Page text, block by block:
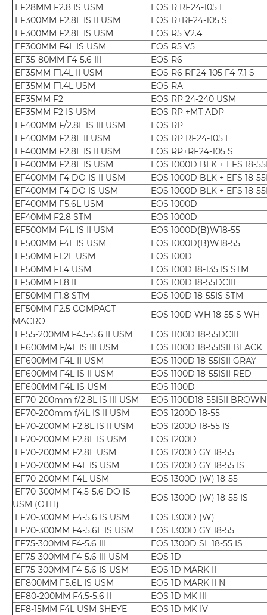
EF28MM F2.8 IS USM
EOS R RF24-105 L
EF300MM F2.8L IS II USM
EOS R+RF24-105 S
EF300MM F2.8L IS USM
EOS R5 V2.4
EF300MM F4L IS USM
EOS R5 V5
EF35-80MM F4-5.6 III
EOS R6
EF35MM F1.4L II USM
EOS R6 RF24-105 F4-7.1 S
EF35MM F1.4L USM
EOS RA
EF35MM F2
EOS RP 24-240 USM
EF35MM F2 IS USM
EOS RP +MT ADP
EF400MM F/2.8L IS III USM
EOS RP
EF400MM F2.8L II USM
EOS RP RF24-105 L
EF400MM F2.8L IS II USM
EOS RP+RF24-105 S
EF400MM F2.8L IS USM
EOS 1000D BLK + EFS 18-
EF400MM F4 DO IS II USM
EOS 1000D BLK + EFS 18-
EF400MM F4 DO IS USM
EOS 1000D BLK + EFS 18-
EF400MM F5.6L USM
EOS 1000D
EF40MM F2.8 STM
EOS 1000D
EF500MM F4L IS II USM
EOS 1000D(B)W18-55
EF500MM F4L IS USM
EOS 1000D(B)W18-55
EF50MM F1.2L USM
EOS 100D
EF50MM F1.4 USM
EOS 100D 18-135 IS STM
EF50MM F1.8 II
EOS 100D 18-55DCIII
EF50MM F1.8 STM
EOS 100D 18-55IS STM
EF50MM F2.5 COMPACT
MACRO
EOS 100D WH 18-55 S WH
EF55-200MM F4.5-5.6 II USM
EOS 1100D 18-55DCIII
EF600MM F/4L IS III USM
EOS 1100D 18-55ISII BLACK
EF600MM F4L II USM
EOS 1100D 18-55ISII GRAY
EF600MM F4L IS II USM
EOS 1100D 18-55ISII RED
EF600MM F4L IS USM
EOS 1100D
EF70-200mm f/2.8L IS III USM
EOS 1100D18-55ISII BROWN
EF70-200mm f/4L IS II USM
EOS 1200D 18-55
EF70-200MM F2.8L IS II USM
EOS 1200D 18-55 IS
EF70-200MM F2.8L IS USM
EOS 1200D
EF70-200MM F2.8L USM
EOS 1200D GY 18-55
EF70-200MM F4L IS USM
EOS 1200D GY 18-55 IS
EF70-200MM F4L USM
EOS 1300D (W) 18-55
EF70-300MM F4.5-5.6 DO IS
USM (OTH)
EOS 1300D (W) 18-55 IS
EF70-300MM F4-5.6 IS USM
EOS 1300D (W)
EF70-300MM F4-5.6L IS USM
EOS 1300D GY 18-55
EF75-300MM F4-5.6 III
EOS 1300D SL 18-55 IS
EF75-300MM F4-5.6 III USM
EOS 1D
EF75-300MM F4-5.6 IS USM
EOS 1D MARK II
EF800MM F5.6L IS USM
EOS 1D MARK II N
EF80-200MM F4.5-5.6 II
EOS 1D MK III
EF8-15MM F4L USM SHEYE
EOS 1D MK IV